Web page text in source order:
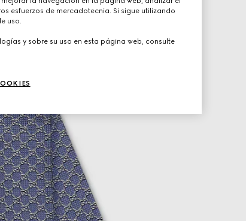
esfuerzos de mercadotecnia. Si sigue utilizando
uso.
y sobre su uso en esta página web, consulte